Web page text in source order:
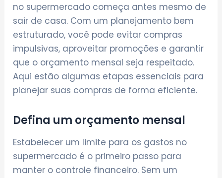
no supermercado começa antes mesmo de
sair de casa. Com um planejamento bem
estruturado, você pode evitar compras
impulsivas, aproveitar promoções e garantir
que o orçamento mensal seja respeitado.
Aqui estão algumas etapas essenciais para
planejar suas compras de forma eficiente.
Defina um orçamento mensal
Estabelecer um limite para os gastos no
supermercado é o primeiro passo para
manter o controle financeiro. Sem um